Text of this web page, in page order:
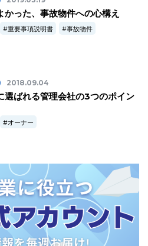
かった、事故物件への心構え
重要事項説明書 事故物件
2018.09.04
選ばれる管理会社の3つのポイン
オーナー